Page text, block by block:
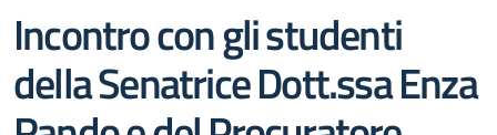
Incontro con gli studenti
della Senatrice Dott.ssa Enza